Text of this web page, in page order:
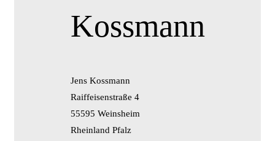
Kossmann
Jens Kossmann
Raiffeisenstraße 4
55595 Weinsheim
Rheinland Pfalz